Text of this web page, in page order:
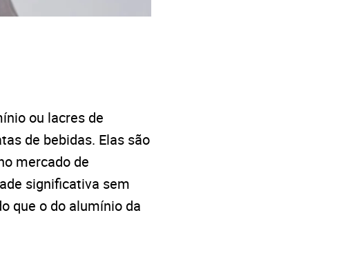
ou lacres de
de bebidas. Elas são
mercado de
significativa sem
que o do alumínio da